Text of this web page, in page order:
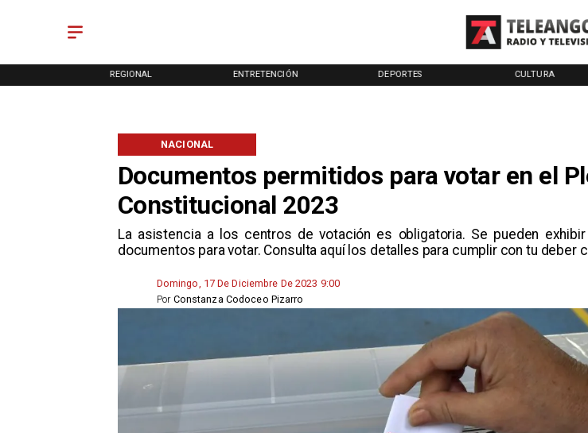
ENTRETENCIÓN DEPORTES CULTURA TURISMO
Documentos permitidos para votar en el
Constitucional 2023
La asistencia a los centros de votación es obligatoria. Se pueden
documentos para votar. Consulta aquí los detalles para cumplir con tu deber
NACIONAL
Domingo, 17 De Diciembre De 2023 9:00
Constanza Codoceo Pizarro
Por